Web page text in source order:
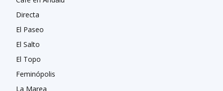
Directa
El Paseo
El Salto
El Topo
Feminópolis
La Marea